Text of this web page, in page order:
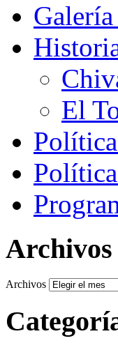
El
Archivos
Archivos